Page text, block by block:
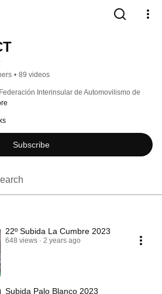
• 89 videos
Interinsular de Automovilismo de
Subscribe
22º Subida La Cumbre 2023
648 views 2 years ago
Subida Palo Blanco 2023